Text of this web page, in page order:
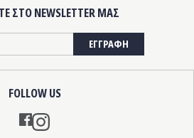
FOLLOW US
Instagram
ΣΤΟ NEWSLETTER ΜΑΣ
ΕΓΓΡΑΦΗ